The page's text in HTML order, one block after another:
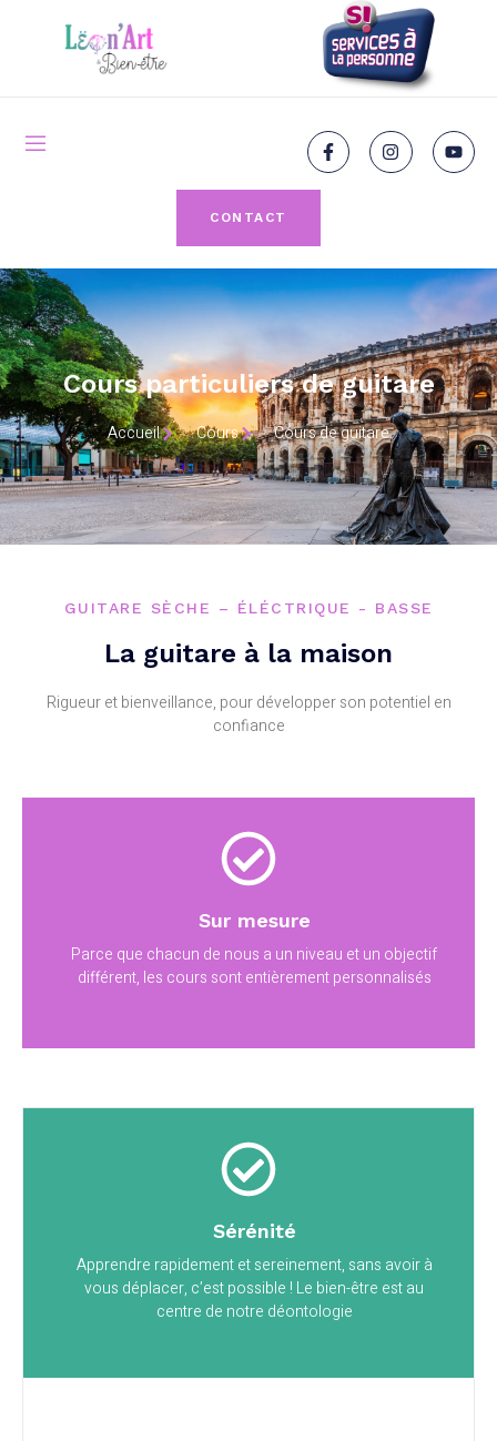
CONTACT
Cours particuliers de guitare
Accueil Cours Cours de guitare
GUITARE SÈCHE – ÉLÉCTRIQUE - BASSE
La guitare à la maison
Rigueur et bienveillance, pour développer son potentiel en
confiance
Sur mesure
Parce que chacun de nous a un niveau et un objectif
différent, les cours sont entièrement personnalisés
Sérénité
Apprendre rapidement et sereinement, sans avoir à
vous déplacer, c’est possible ! Le bien-être est au
centre de notre déontologie